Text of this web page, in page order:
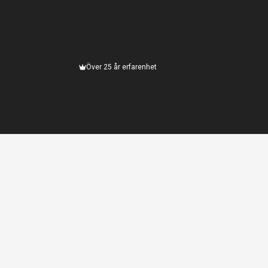
Över 25 år erfarenhet